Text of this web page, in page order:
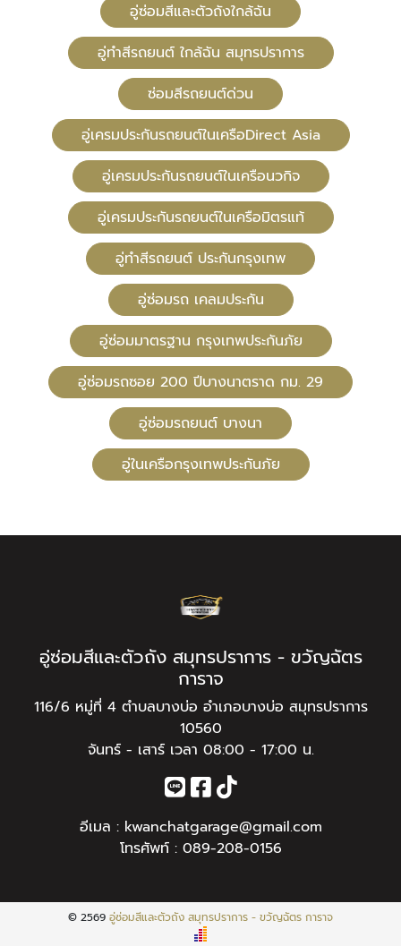
อู่ซ่อมสีและตัวถังใกล้ฉัน
อู่ทําสีรถยนต์ ใกล้ฉัน สมุทรปราการ
ซ่อมสีรถยนต์ด่วน
อู่เครมประกันรถยนต์ในเครือDirect Asia
อู่เครมประกันรถยนต์ในเครือนวกิจ
อู่เครมประกันรถยนต์ในเครือมิตรแท้
อู่ทําสีรถยนต์ ประกันกรุงเทพ
อู่ซ่อมรถ เคลมประกัน
อู่ซ่อมมาตรฐาน กรุงเทพประกันภัย
อู่ซ่อมรถซอย 200 ปีบางนาตราด กม. 29
อู่ซ่อมรถยนต์ บางนา
อู่ในเครือกรุงเทพประกันภัย
อู่ซ่อมสีและตัวถัง สมุทรปราการ - ขวัญฉัตร
การาจ
116/6 หมู่ที่ 4 ตำบลบางบ่อ อำเภอบางบ่อ สมุทรปราการ
10560
จันทร์ - เสาร์ เวลา 08:00 - 17:00 น.
อีเมล : kwanchatgarage@gmail.com
โทรศัพท์ : 089-208-0156
© 2569 อู่ซ่อมสีและตัวถัง สมุทรปราการ - ขวัญฉัตร การาจ